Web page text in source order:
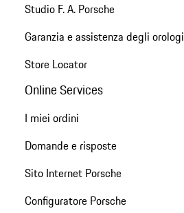
Studio F. A. Porsche
Garanzia e assistenza degli orologi
Store Locator
Online Services
I miei ordini
Domande e risposte
Sito Internet Porsche
Configuratore Porsche